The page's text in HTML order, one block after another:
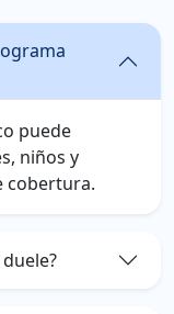
puede
niños y
cobertura.